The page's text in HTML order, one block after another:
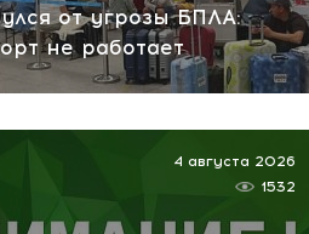
от угрозы БПЛА:
не работает
4 августа 2026
1532